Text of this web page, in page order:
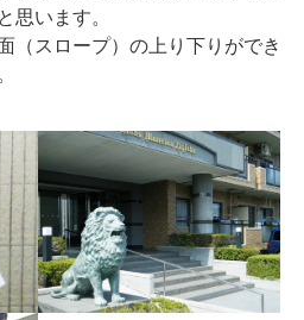
思います。
（スロープ）の上り下りができ